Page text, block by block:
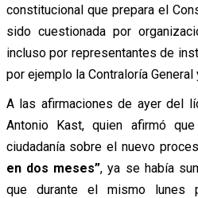
constitucional que prepara el
sido cuestionada por
incluso por representantes de
por ejemplo la Contraloría
A las afirmaciones de ayer del
Antonio Kast, quien afirmó
ciudadanía sobre el nuevo
en dos meses”, ya se había
que durante el mismo lunes